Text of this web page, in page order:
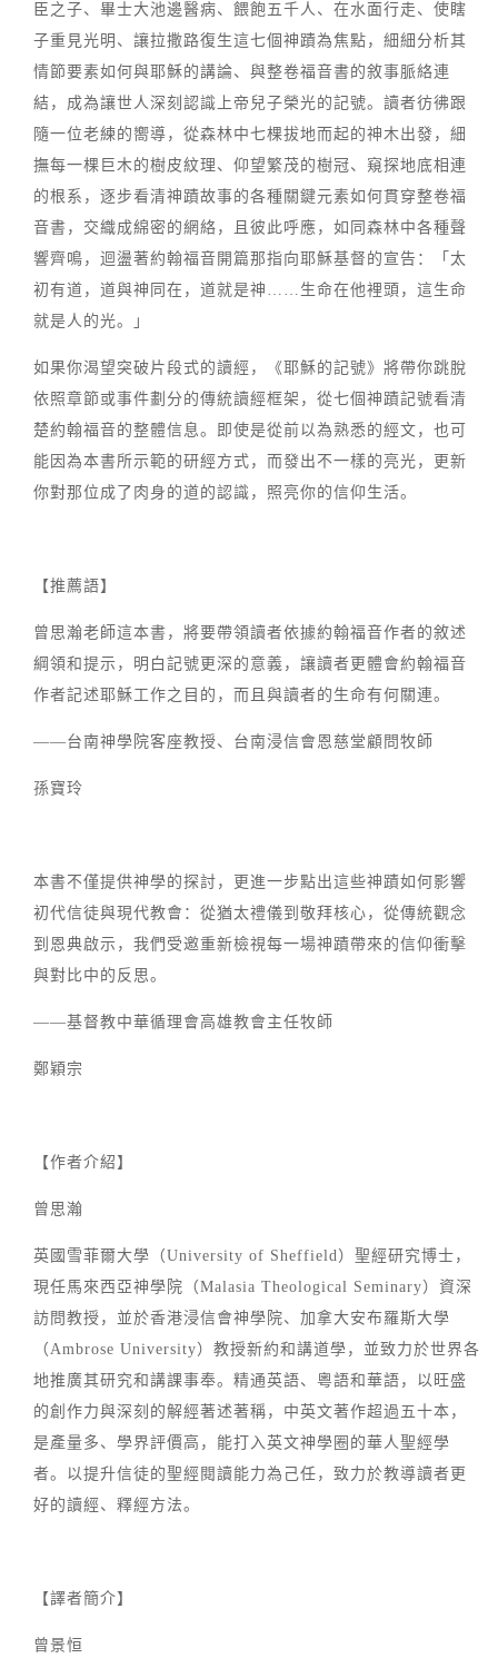
臣之子、畢士大池邊醫病、餵飽五千人、在水面行走、使瞎
子重見光明、讓拉撒路復生這七個神蹟為焦點，細細分析其
情節要素如何與耶穌的講論、與整卷福音書的敘事脈絡連
結，成為讓世人深刻認識上帝兒子榮光的記號。讀者彷彿跟
隨一位老練的嚮導，從森林中七棵拔地而起的神木出發，細
撫每一棵巨木的樹皮紋理、仰望繁茂的樹冠、窺探地底相連
的根系，逐步看清神蹟故事的各種關鍵元素如何貫穿整卷福
音書，交織成綿密的網絡，且彼此呼應，如同森林中各種聲
響齊鳴，迴盪著約翰福音開篇那指向耶穌基督的宣告：「太
初有道，道與神同在，道就是神……生命在他裡頭，這生命
就是人的光。」
如果你渴望突破片段式的讀經，《耶穌的記號》將帶你跳脫
依照章節或事件劃分的傳統讀經框架，從七個神蹟記號看清
楚約翰福音的整體信息。即使是從前以為熟悉的經文，也可
能因為本書所示範的研經方式，而發出不一樣的亮光，更新
你對那位成了肉身的道的認識，照亮你的信仰生活。
【推薦語】
曾思瀚老師這本書，將要帶領讀者依據約翰福音作者的敘述
綱領和提示，明白記號更深的意義，讓讀者更體會約翰福音
作者記述耶穌工作之目的，而且與讀者的生命有何關連。
——台南神學院客座教授、台南浸信會恩慈堂顧問牧師
孫寶玲
本書不僅提供神學的探討，更進一步點出這些神蹟如何影響
初代信徒與現代教會：從猶太禮儀到敬拜核心，從傳統觀念
到恩典啟示，我們受邀重新檢視每一場神蹟帶來的信仰衝擊
與對比中的反思。
——基督教中華循理會高雄教會主任牧師
鄭穎宗
【作者介紹】
曾思瀚
英國雪菲爾大學（University of Sheffield）聖經研究博士，
現任馬來西亞神學院（Malasia Theological Seminary）資深
訪問教授，並於香港浸信會神學院、加拿大安布羅斯大學
（Ambrose University）教授新約和講道學，並致力於世界各
地推廣其研究和講課事奉。精通英語、粵語和華語，以旺盛
的創作力與深刻的解經著述著稱，中英文著作超過五十本，
是產量多、學界評價高，能打入英文神學圈的華人聖經學
者。以提升信徒的聖經閱讀能力為己任，致力於教導讀者更
好的讀經、釋經方法。
【譯者簡介】
曾景恒